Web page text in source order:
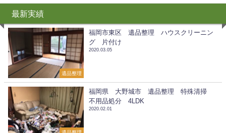
最新実績
遺品整理
福岡市東区 遺品整理 ハウスクリーニン
グ 片付け
2020.03.05
遺品整理
福岡県 大野城市 遺品整理 特殊清掃
不用品処分 4LDK
2020.02.01